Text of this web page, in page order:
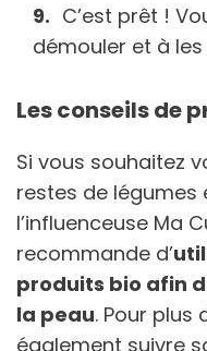
C’est prêt !
démouler et à
Les conseils de
Si vous souhaitez
restes de légumes
l’influenceuse Ma
recommande d’
produits bio afin
la peau. Pour plus
également suivre